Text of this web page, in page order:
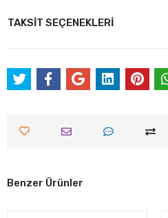
TAKSİT SEÇENEKLERİ
Benzer Ürünler